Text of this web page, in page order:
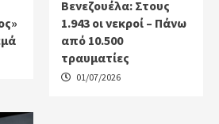
Βενεζουέλα: Στους
1.943 οι νεκροί – Πάνω
από 10.500
τραυματίες
01/07/2026